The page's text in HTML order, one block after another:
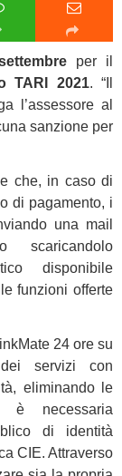
per il
TARI 2021. “Il
l’assessore al
sanzione per
che, in caso di
di pagamento, i
una mail
disponibile
funzioni offerte
24 ore su
servizi con
eliminando le
è necessaria
di identità
CIE. Attraverso